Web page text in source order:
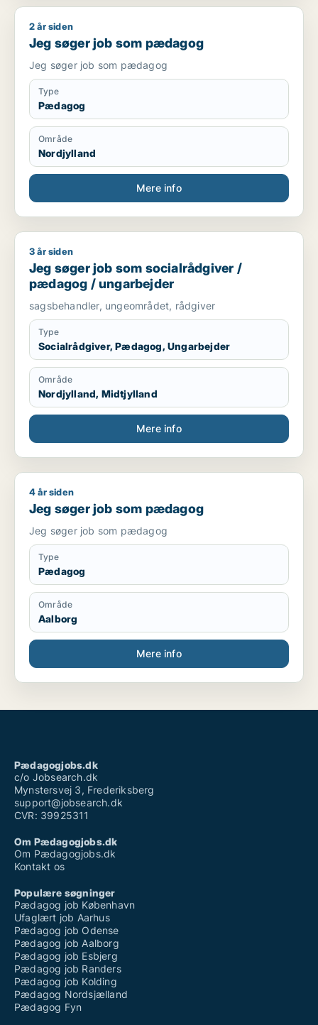
Jeg søger job som pædagog
2 år siden
Jeg søger job som pædagog
Jeg søger job som pædagog
Type
Pædagog
Område
Nordjylland
Mere info
Jeg søger job som socialrådgiver / pædagog / ungarbejder
3 år siden
Jeg søger job som socialrådgiver /
pædagog / ungarbejder
sagsbehandler, ungeområdet, rådgiver
Type
Socialrådgiver, Pædagog, Ungarbejder
Område
Nordjylland, Midtjylland
Mere info
Jeg søger job som pædagog
4 år siden
Jeg søger job som pædagog
Jeg søger job som pædagog
Type
Pædagog
Område
Aalborg
Mere info
Pædagogjobs.dk
c/o Jobsearch.dk
Mynstersvej 3, Frederiksberg
support@jobsearch.dk
CVR: 39925311
Om Pædagogjobs.dk
Om Pædagogjobs.dk
Kontakt os
Populære søgninger
Pædagog job København
Ufaglært job Aarhus
Pædagog job Odense
Pædagog job Aalborg
Pædagog job Esbjerg
Pædagog job Randers
Pædagog job Kolding
Pædagog Nordsjælland
Pædagog Fyn